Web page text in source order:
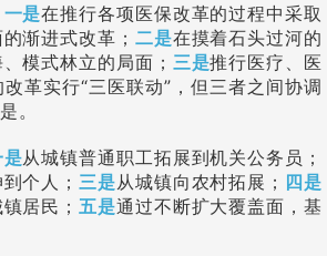
一是在推行各项医保改革的过程中采取
渐进式改革； 二是在摸着石头过河的
模式林立的局面； 三是推行医疗、医
革实行“三医联动”，但三者之间协调
。
是从城镇普通职工拓展到机关公务员；
个人； 三是从城镇向农村拓展； 四是
居民； 五是通过不断扩大覆盖面，基